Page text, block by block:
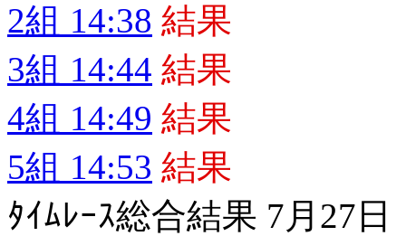
2組 14:38 結果
3組 14:44 結果
4組 14:49 結果
5組 14:53 結果
ﾀｲﾑﾚｰｽ総合結果 7月27日